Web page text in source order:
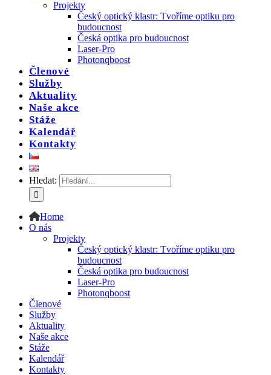
Projekty
Český optický klastr: Tvoříme optiku pro
budoucnost
Česká optika pro budoucnost
Laser-Pro
Photonqboost
Členové
Služby
Aktuality
Naše akce
Stáže
Kalendář
Kontakty
Hledat:
Home
O nás
Projekty
Český optický klastr: Tvoříme optiku pro
budoucnost
Česká optika pro budoucnost
Laser-Pro
Photonqboost
Členové
Služby
Aktuality
Naše akce
Stáže
Kalendář
Kontakty